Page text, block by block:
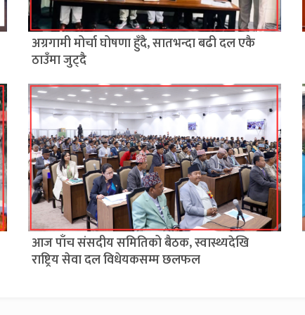
अग्रगामी मोर्चा घोषणा हुँदै, सातभन्दा बढी दल एकै
ठाउँमा जुट्दै
आज पाँच संसदीय समितिको बैठक, स्वास्थ्यदेखि
राष्ट्रिय सेवा दल विधेयकसम्म छलफल